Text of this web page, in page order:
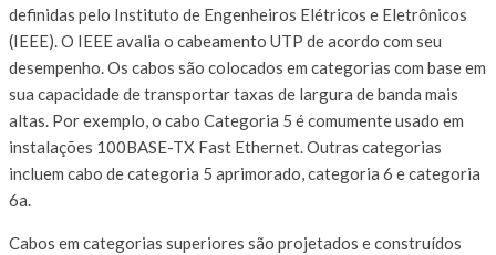
definidas pelo Instituto de Engenheiros Elétricos e Eletrônicos
(IEEE). O IEEE avalia o cabeamento UTP de acordo com seu
desempenho. Os cabos são colocados em categorias com base em
sua capacidade de transportar taxas de largura de banda mais
altas. Por exemplo, o cabo Categoria 5 é comumente usado em
instalações 100BASE-TX Fast Ethernet. Outras categorias
incluem cabo de categoria 5 aprimorado, categoria 6 e categoria
6a.
Cabos em categorias superiores são projetados e construídos